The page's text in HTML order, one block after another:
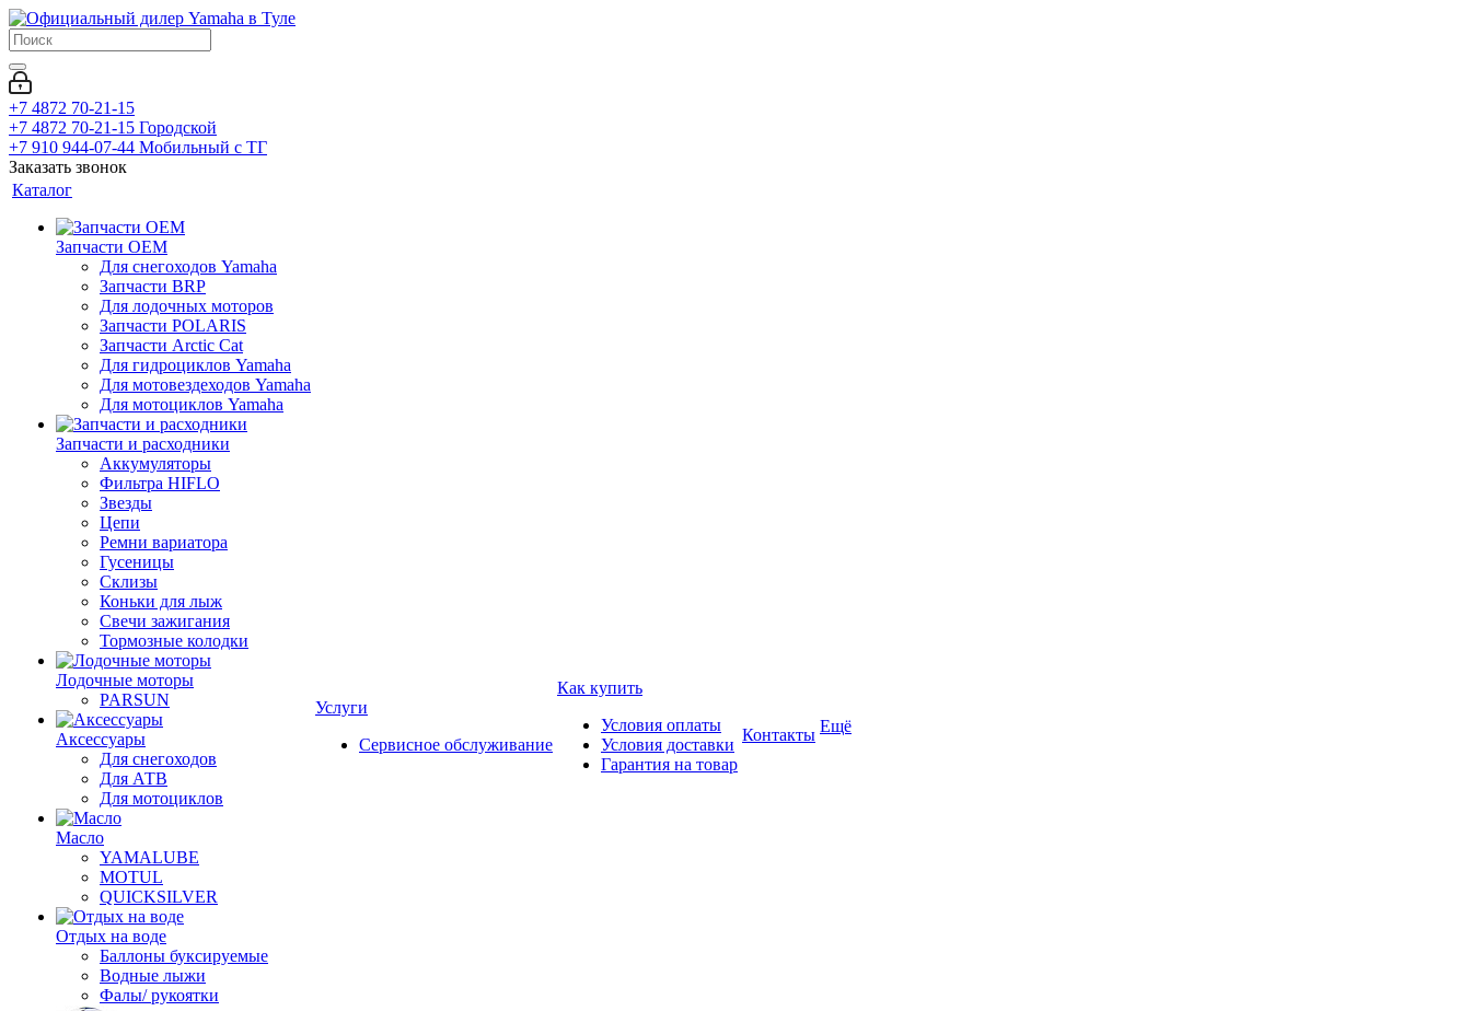
+7 4872 70-21-15
+7 4872 70-21-15 Городской
+7 910 944-07-44 Мобильный с ТГ
Заказать звонок
Каталог
Запчасти OEM
Для снегоходов Yamaha
Запчасти BRP
Для лодочных моторов
Запчасти POLARIS
Запчасти Arctic Cat
Для гидроциклов Yamaha
Для мотовездеходов Yamaha
Для мотоциклов Yamaha
Запчасти и расходники
Аккумуляторы
Фильтра HIFLO
Звезды
Цепи
Ремни вариатора
Гусеницы
Склизы
Коньки для лыж
Свечи зажигания
Тормозные колодки
Лодочные моторы
PARSUN
Аксессуары
Для снегоходов
Для АТВ
Для мотоциклов
Масло
YAMALUBE
MOTUL
QUICKSILVER
Отдых на воде
Баллоны буксируемые
Водные лыжи
Фалы/ рукоятки
Услуги
Сервисное обслуживание
Как купить
Условия оплаты
Условия доставки
Гарантия на товар
Контакты Ещё